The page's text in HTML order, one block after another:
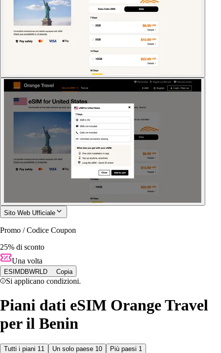
Sito Web Ufficiale
Promo / Codice Coupon
25% di sconto
Una volta
ESIMDBWRLD Copia
Si applicano condizioni.
Piani dati eSIM Orange Travel
per il Benin
Tutti i piani 11 Un solo paese 10 Più paesi 1